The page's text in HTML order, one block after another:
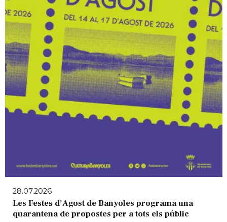
28.07.2026
Les Festes d’Agost de Banyoles programa una
quarantena de propostes per a tots els públic